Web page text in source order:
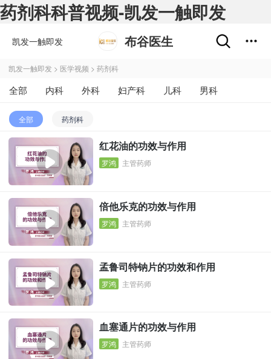
药剂科科普视频-凯发一触即发
凯发一触即发 布谷医生
凯发一触即发 > 医学视频 > 药剂科
全部 内科 外科 妇产科 儿科
男科
肿瘤科
不孕不育
皮肤性病科
中医科 医学影像和放射治疗科
其他
全部 药剂科
红花油的功效与作用
罗鸿 主管药师
倍他乐克的功效与作用
罗鸿 主管药师
孟鲁司特钠片的功效和作用
罗鸿 主管药师
血塞通片的功效与作用
罗鸿 主管药师